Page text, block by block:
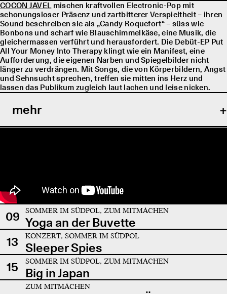
COCON JAVELmischen kraftvollen Electronic-Pop mit
schonungsloser Präsenz und zartbitterer Verspieltheit – ihren
Sound beschreiben sie als „Candy Roquefort“ – süss wie
Bonbons und scharf wie Blauschimmelkäse, eine Musik, die
gleichermassen verführt und herausfordert. Die Debüt-EP Put
All Your Money Into Therapy klingt wie ein Manifest, eine
Aufforderung, die eigenen Narben und Spiegelbilder nicht
länger zu verdrängen. Mit Songs, die von Körperbildern, Angst
und Sehnsucht sprechen, treffen sie mitten ins Herz und
lassen das Publikum zugleich laut lachen und leise nicken.
mehr
09 SOMMER IM SÜDPOL, ZUM MITMACHEN
Yoga an der Buvette
13
KONZERT, SOMMER IM SÜDPOL
Sleeper Spies
15
SOMMER IM SÜDPOL, ZUM MITMACHEN
Big in Japan
ZUM MITMACHEN